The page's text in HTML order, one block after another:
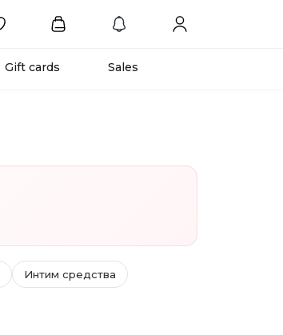
Gift cards Sales
Интим средства